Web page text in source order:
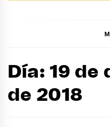
Día: 19 de
de 2018